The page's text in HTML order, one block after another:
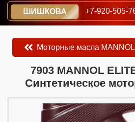
ШИШКОВА +7-920-505-
Моторные масла MANNOL
​​​​7903 MANNOL
Синтетическое